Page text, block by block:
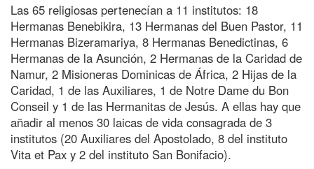
Las 65 religiosas pertenecían a 11 institutos: 18
Hermanas Benebikira, 13 Hermanas del Buen Pastor, 11
Hermanas Bizeramariya, 8 Hermanas Benedictinas, 6
Hermanas de la Asunción, 2 Hermanas de la Caridad de
Namur, 2 Misioneras Dominicas de África, 2 Hijas de la
Caridad, 1 de las Auxiliares, 1 de Notre Dame du Bon
Conseil y 1 de las Hermanitas de Jesús. A ellas hay que
añadir al menos 30 laicas de vida consagrada de 3
institutos (20 Auxiliares del Apostolado, 8 del instituto
Vita et Pax y 2 del instituto San Bonifacio).